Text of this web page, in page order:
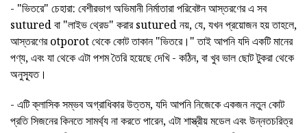
- "ভিতরে" চেহারা: বেশীরভাগ অভিমানী নির্মাতারা পরিবেষ্টন আস্তরণের এ সব
sutured বা "লাইভ থ্রেড" করার sutured নয়, যে, যখন প্রয়োজন হয় তাহলে,
আস্তরণের otporot থেকে কোট তাকান "ভিতরে।" তাই আপনি যদি একটি মানের
পণ্য, এবং যা থেকে এটা পশম তৈরি হয়েছে দেখি - কঠিন, বা খুব ভাল ছোট টুকরা থেকে
অনুস্যূত।
- এটি ক্লাসিক সম্ভব অগ্রাধিকার উত্তম, যদি আপনি নিজেকে একজন নতুন কোট
প্রতি সিজনের কিনতে সামর্থ্য না করতে পারেন, এটা শাস্ত্রীয় মডেল এবং উন্নতচরিত্র